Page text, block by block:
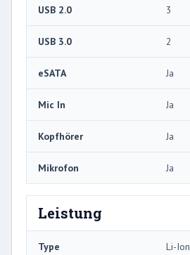
USB 2.0 3
USB 3.0 2
eSATA Ja
Mic In Ja
Kopfhörer Ja
Mikrofon Ja
Leistung
Type Li-Ion